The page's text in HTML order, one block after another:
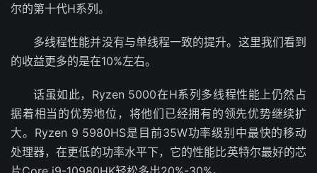
尔的第十代H系列。
多线程性能并没有与单线程一致的提升。这里我们看到
的收益更多的是在10%左右。
话虽如此，Ryzen 5000在H系列多线程性能上仍然占
据着相当的优势地位，将他们已经拥有的领先优势继续扩
大。Ryzen 9 5980HS是目前35W功率级别中最快的移动
处理器，在更低的功率水平下，它的性能比英特尔最好的芯